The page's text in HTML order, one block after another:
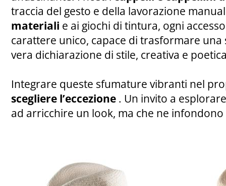
traccia del gesto e della lavorazione
materiali e ai giochi di tintura, ogni
carattere unico, capace di trasformare
vera dichiarazione di stile, creativa e
Integrare queste sfumature vibranti nel
scegliere l’eccezione . Un invito a
ad arricchire un look, ma che ne